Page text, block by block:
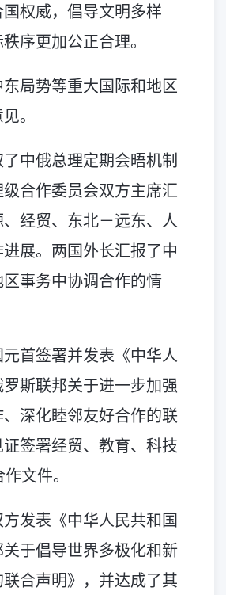
权威，倡导文明多样
序更加公正合理。
局势等重大国际和地区
。
中俄总理定期会晤机制
合作委员会双方主席汇
经贸、东北－远东、人
展。两国外长汇报了中
事务中协调合作的情
首签署并发表《中华人
斯联邦关于进一步加强
深化睦邻友好合作的联
签署经贸、教育、科技
文件。
发表《中华人民共和国
于倡导世界多极化和新
合声明》，并达成了其